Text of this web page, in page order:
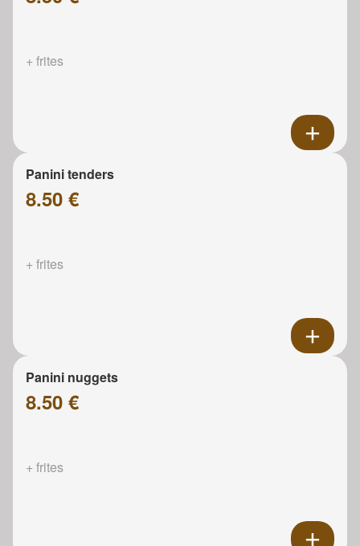
+ frites
Panini tenders
8.50 €
+ frites
Panini nuggets
8.50 €
+ frites